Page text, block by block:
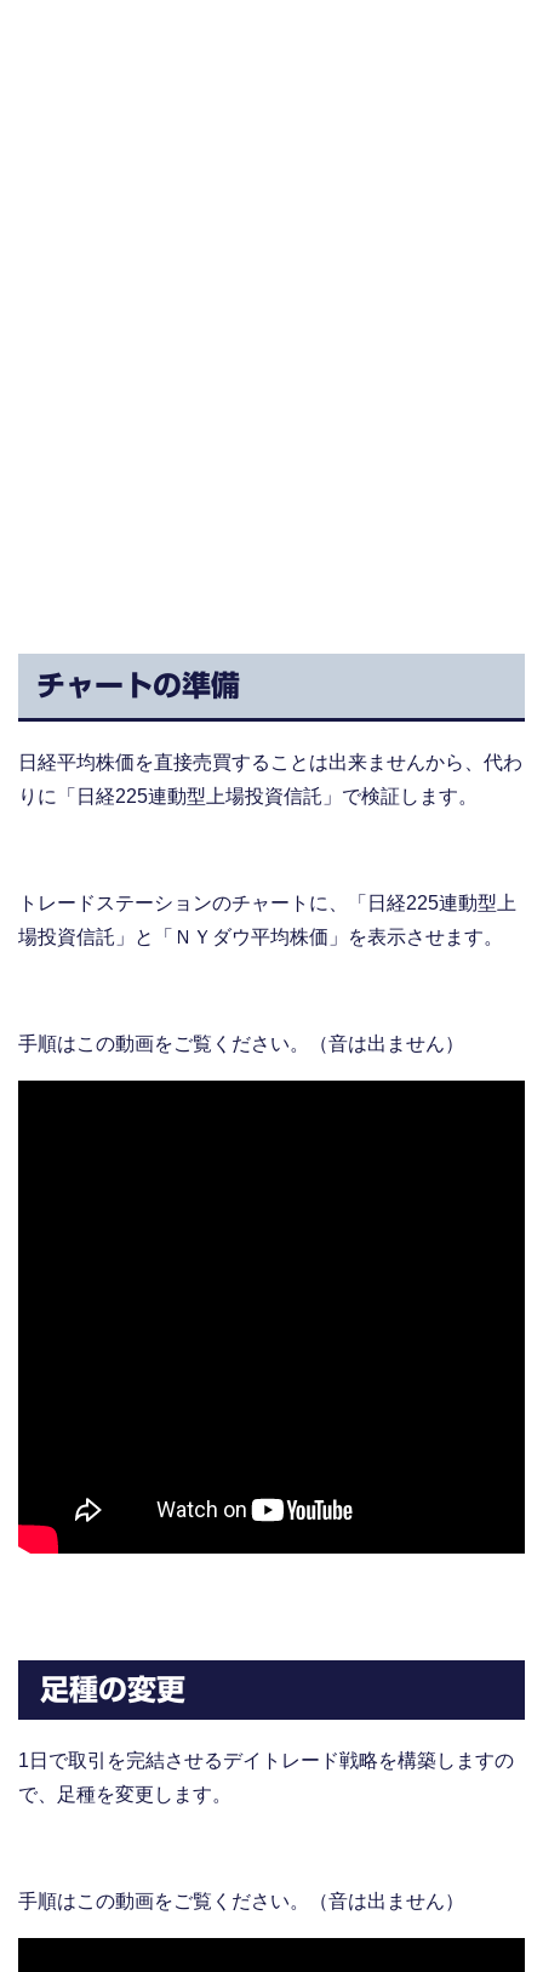
チャートの準備
日経平均株価を直接売買することは出来ませんから、代わ
りに「日経225連動型上場投資信託」で検証します。
トレードステーションのチャートに、「日経225連動型上
場投資信託」と「ＮＹダウ平均株価」を表示させます。
手順はこの動画をご覧ください。（音は出ません）
足種の変更
1日で取引を完結させるデイトレード戦略を構築しますの
で、足種を変更します。
手順はこの動画をご覧ください。（音は出ません）